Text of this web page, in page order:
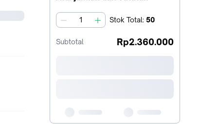
jumlah Stok Total: 50
Subtotal Rp2.360.000